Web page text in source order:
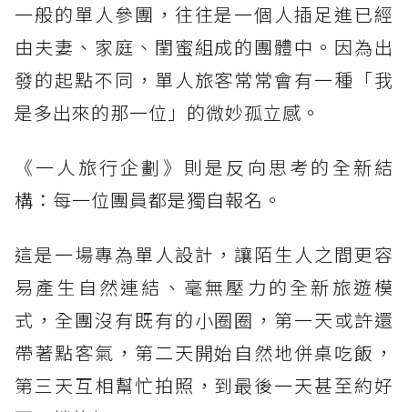
一般的單人參團，往往是一個人插足進已經
由夫妻、家庭、閨蜜組成的團體中。因為出
發的起點不同，單人旅客常常會有一種「我
是多出來的那一位」的微妙孤立感。
《一人旅行企劃》則是反向思考的全新結
構：每一位團員都是獨自報名。
這是一場專為單人設計，讓陌生人之間更容
易產生自然連結、毫無壓力的全新旅遊模
式，全團沒有既有的小圈圈，第一天或許還
帶著點客氣，第二天開始自然地併桌吃飯，
第三天互相幫忙拍照，到最後一天甚至約好